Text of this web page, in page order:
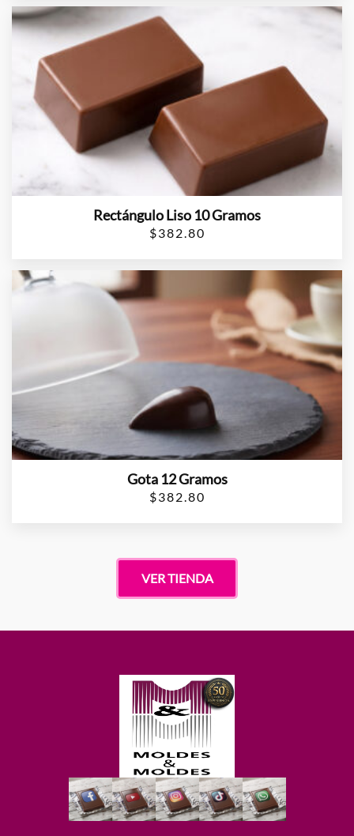
Rectángulo Liso 10 Gramos
$382.80
Gota 12 Gramos
$382.80
VER TIENDA